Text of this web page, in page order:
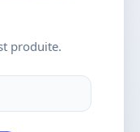
produite.